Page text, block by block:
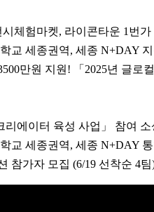
체험마켓, 라이콘타운 1번가
교 세종권역, 세종 N+DAY
만원 지원! 「2025년 글로
리에이터 육성 사업」 참여
교 세종권역, 세종 N+DAY
참가자 모집 (6/19 선착순 4팀